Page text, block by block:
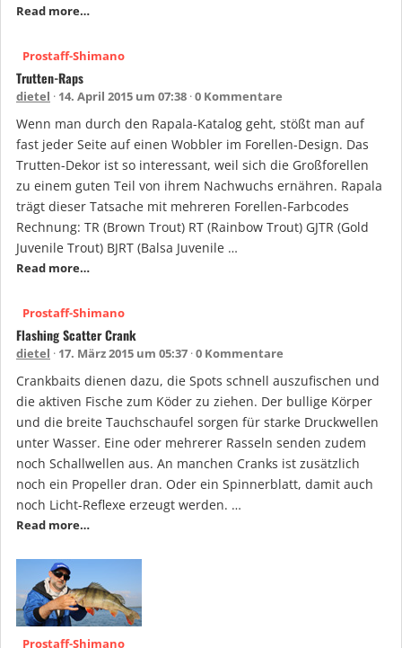
Read more…
Prostaff-Shimano
Trutten-Raps
dietel 14. April 2015 um 07:38 0 Kommentare
Wenn man durch den Rapala-Katalog geht, stößt man auf
fast jeder Seite auf einen Wobbler im Forellen-Design. Das
Trutten-Dekor ist so interessant, weil sich die Großforellen
zu einem guten Teil von ihrem Nachwuchs ernähren. Rapala
trägt dieser Tatsache mit mehreren Forellen-Farbcodes
Rechnung: TR (Brown Trout) RT (Rainbow Trout) GJTR (Gold
Juvenile Trout) BJRT (Balsa Juvenile …
Read more…
Prostaff-Shimano
Flashing Scatter Crank
dietel 17. März 2015 um 05:37 0 Kommentare
Crankbaits dienen dazu, die Spots schnell auszufischen und
die aktiven Fische zum Köder zu ziehen. Der bullige Körper
und die breite Tauchschaufel sorgen für starke Druckwellen
unter Wasser. Eine oder mehrerer Rasseln senden zudem
noch Schallwellen aus. An manchen Cranks ist zusätzlich
noch ein Propeller dran. Oder ein Spinnerblatt, damit auch
noch Licht-Reflexe erzeugt werden. …
Read more…
Prostaff-Shimano